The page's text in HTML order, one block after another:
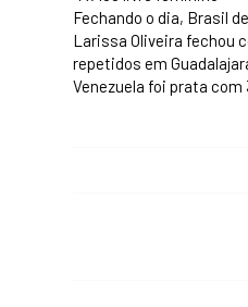
Fechando o dia, Brasil
Larissa Oliveira fechou
repetidos em
Venezuela foi prata